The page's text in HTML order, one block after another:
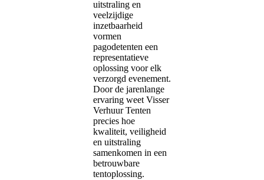
uitstraling en
veelzijdige
inzetbaarheid
vormen
pagodetenten een
representatieve
oplossing voor elk
verzorgd evenement.
Door de jarenlange
ervaring weet Visser
Verhuur Tenten
precies hoe
kwaliteit, veiligheid
en uitstraling
samenkomen in een
betrouwbare
tentoplossing.